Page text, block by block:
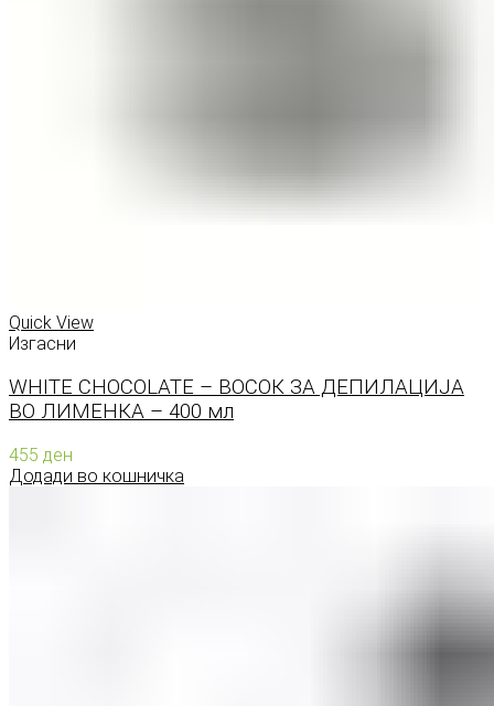
Quick View
Изгасни
WHITE CHOCOLATE – ВОСОК ЗА ДЕПИЛАЦИЈА
ВО ЛИМЕНКА – 400 мл
455 ден
Додади во кошничка